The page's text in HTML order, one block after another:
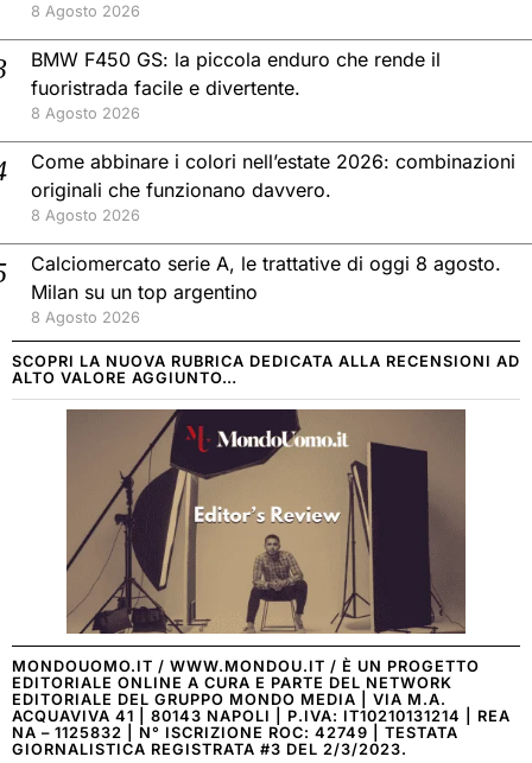
8 Agosto 2026
BMW F450 GS: la piccola enduro che rende il
fuoristrada facile e divertente.
8 Agosto 2026
Come abbinare i colori nell’estate 2026: combinazioni
originali che funzionano davvero.
8 Agosto 2026
Calciomercato serie A, le trattative di oggi 8 agosto.
Milan su un top argentino
8 Agosto 2026
SCOPRI LA NUOVA RUBRICA DEDICATA ALLA RECENSIONI AD
ALTO VALORE AGGIUNTO…
MONDOUOMO.IT / WWW.MONDOU.IT / È UN PROGETTO
EDITORIALE ONLINE A CURA E PARTE DEL NETWORK
EDITORIALE DEL GRUPPO MONDO MEDIA | VIA M.A.
ACQUAVIVA 41 | 80143 NAPOLI | P.IVA: IT10210131214 | REA
NA – 1125832 | N° ISCRIZIONE ROC: 42749 | TESTATA
GIORNALISTICA REGISTRATA #3 DEL 2/3/2023.